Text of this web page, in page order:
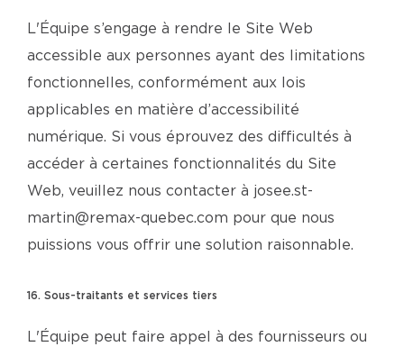
L'Équipe s’engage à rendre le Site Web
accessible aux personnes ayant des limitations
fonctionnelles, conformément aux lois
applicables en matière d’accessibilité
numérique. Si vous éprouvez des difficultés à
accéder à certaines fonctionnalités du Site
Web, veuillez nous contacter à josee.st-
martin@remax-quebec.com pour que nous
puissions vous offrir une solution raisonnable.
16. Sous-traitants et services tiers
L'Équipe peut faire appel à des fournisseurs ou